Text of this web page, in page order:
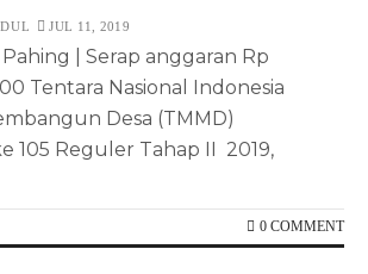
JUL 11, 2019
Pahing | Serap anggaran Rp
Tentara Nasional Indonesia
Desa (TMMD)
105 Reguler Tahap II 2019,
0 COMMENT